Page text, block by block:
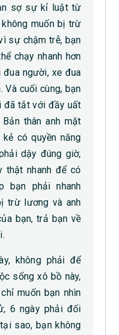
sợ sự kỉ luật từ
không muốn bị trừ
sự chậm trễ, bạn
chạy nhanh hơn
người, xe đua
Và cuối cùng, bạn
đã tắt với đầy uất
thân anh mặt
có quyền năng
dậy đúng giờ,
thật nhanh để có
bạn phải nhanh
trừ lương và anh
bạn, trả bạn về
không phải để
sống xô bồ này,
muốn bạn nhìn
6 ngày phải đối
sao, bạn không